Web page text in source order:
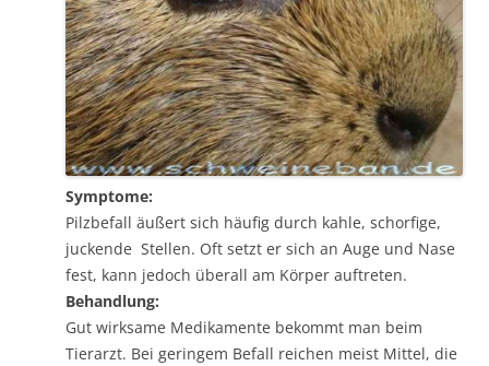
Symptome:
Pilzbefall äußert sich häufig durch kahle, schorfige,
juckende Stellen. Oft setzt er sich an Auge und Nase
fest, kann jedoch überall am Körper auftreten.
Behandlung:
Gut wirksame Medikamente bekommt man beim
Tierarzt. Bei geringem Befall reichen meist Mittel, die